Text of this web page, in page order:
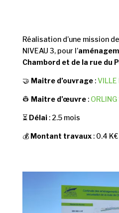
Réalisation d’une mission
NIVEAU 3, pour l’a
Chambord et de la rue du
🤝 Maitre d’ouvrage:VILLE
👷 Maitre d’œuvre: ORLING
⏳ Délai: 2.5 mois
💰 Montant travaux: 0.4 K€